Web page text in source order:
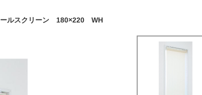
ールスクリーン 180×220 WH